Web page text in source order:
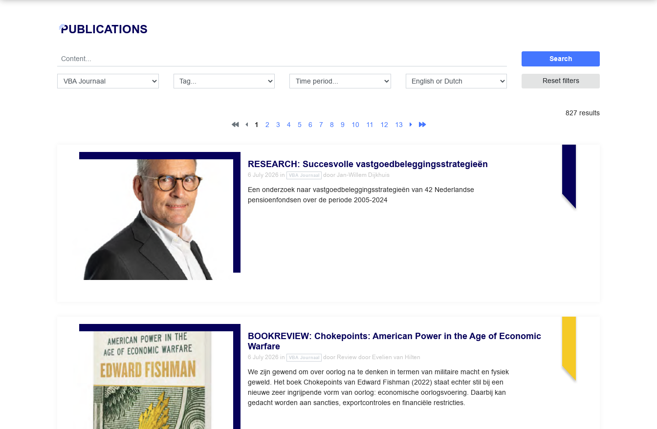
PUBLICATIONS
Search
Reset filters
827 results
1 2 3 4 5 6 7 8 9 10 11 12 13
RESEARCH: Succesvolle vastgoedbeleggingsstrategieën
6 July 2026 in VBA Journaal doorJan-Willem Dijkhuis
Een onderzoek naar vastgoedbeleggingsstrategieën van 42 Nederlandse
pensioenfondsen over de periode 2005-2024
BOOKREVIEW: Chokepoints: American Power in the Age of Economic
Warfare
6 July 2026 in VBA Journaal door Review door Evelien van Hilten
We zijn gewend om over oorlog na te denken in termen van militaire macht en fysiek
geweld. Het boek Chokepoints van Edward Fishman (2022) staat echter stil bij een
nieuwe zeer ingrijpende vorm van oorlog: economische oorlogsvoering. Daarbij kan
gedacht worden aan sancties, exportcontroles en financiële restricties.